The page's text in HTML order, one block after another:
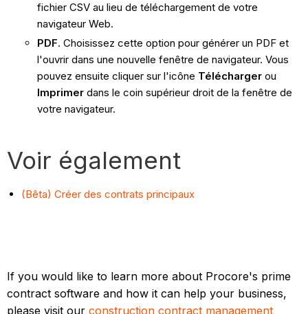
fichier CSV au lieu de téléchargement de votre
navigateur Web.
PDF. Choisissez cette option pour générer un PDF et
l'ouvrir dans une nouvelle fenêtre de navigateur. Vous
pouvez ensuite cliquer sur l'icône Téléchargerou
Imprimerdans le coin supérieur droit de la fenêtre de
votre navigateur.
Voir également
(Bêta) Créer des contrats principaux
If you would like to learn more about Procore's prime
contract software and how it can help your business,
please visit ourconstruction contract management